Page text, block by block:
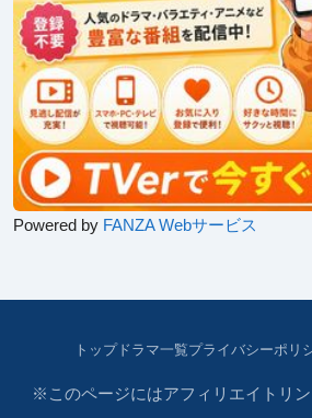
Powered by FANZA Webサービス
トップドラマ一覧プライバシーポリ
※このページにはアフィリエイトリ